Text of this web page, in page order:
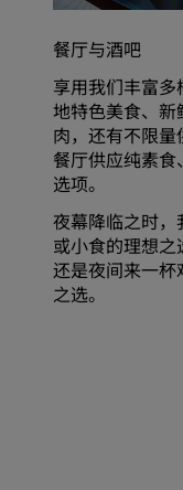
餐厅与酒吧
享用我们丰富
地特色美食、
肉，还有不限量
餐厅供应纯素
选项。
夜幕降临之时
或小食的理想之
还是夜间来一
之选。